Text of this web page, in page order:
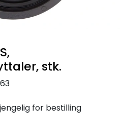
stk.
for bestilling